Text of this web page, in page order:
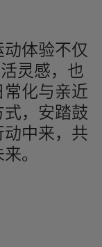
体验不仅
灵感，也
化与亲近
，安踏鼓
中来，共
。